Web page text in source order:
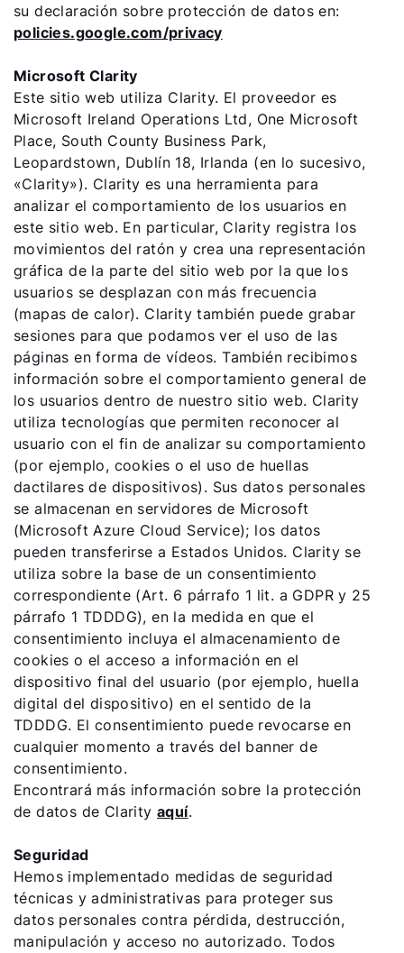
su declaración sobre protección de datos en:
policies.google.com/privacy
Microsoft Clarity
Este sitio web utiliza Clarity. El proveedor es
Microsoft Ireland Operations Ltd, One Microsoft
Place, South County Business Park,
Leopardstown, Dublín 18, Irlanda (en lo sucesivo,
«Clarity»). Clarity es una herramienta para
analizar el comportamiento de los usuarios en
este sitio web. En particular, Clarity registra los
movimientos del ratón y crea una representación
gráfica de la parte del sitio web por la que los
usuarios se desplazan con más frecuencia
(mapas de calor). Clarity también puede grabar
sesiones para que podamos ver el uso de las
páginas en forma de vídeos. También recibimos
información sobre el comportamiento general de
los usuarios dentro de nuestro sitio web. Clarity
utiliza tecnologías que permiten reconocer al
usuario con el fin de analizar su comportamiento
(por ejemplo, cookies o el uso de huellas
dactilares de dispositivos). Sus datos personales
se almacenan en servidores de Microsoft
(Microsoft Azure Cloud Service); los datos
pueden transferirse a Estados Unidos. Clarity se
utiliza sobre la base de un consentimiento
correspondiente (Art. 6 párrafo 1 lit. a GDPR y 25
párrafo 1 TDDDG), en la medida en que el
consentimiento incluya el almacenamiento de
cookies o el acceso a información en el
dispositivo final del usuario (por ejemplo, huella
digital del dispositivo) en el sentido de la
TDDDG. El consentimiento puede revocarse en
cualquier momento a través del banner de
consentimiento.
Encontrará más información sobre la protección
de datos de Clarity aquí.
Seguridad
Hemos implementado medidas de seguridad
técnicas y administrativas para proteger sus
datos personales contra pérdida, destrucción,
manipulación y acceso no autorizado. Todos